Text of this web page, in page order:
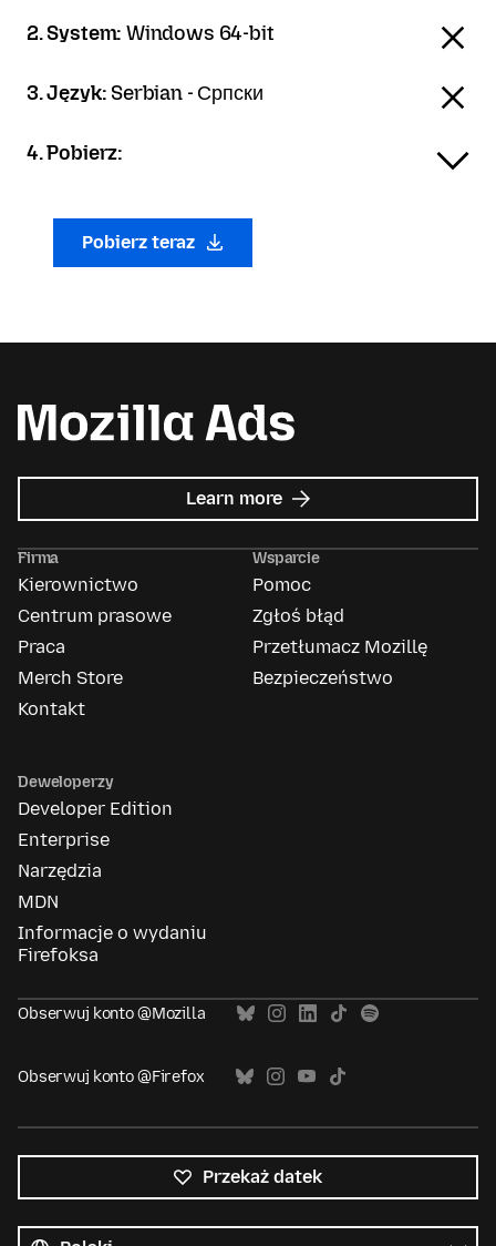
2. System:Windows 64-bit
3. Język: Serbian - Српски
4. Pobierz:
Pobierz teraz
Learn more about
Mozilla
Firma
Kierownictwo
Centrum prasowe
Praca
Merch Store
Kontakt
Wsparcie
Pomoc
Zgłoś błąd
Przetłumacz Mozillę
Bezpieczeństwo
Deweloperzy
Developer Edition
Enterprise
Narzędzia
MDN
Informacje o wydaniu
Firefoksa
Obserwuj konto @Mozilla
Obserwuj konto @Firefox
Przekaż datek
języki
Język